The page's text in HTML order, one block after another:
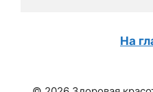
На